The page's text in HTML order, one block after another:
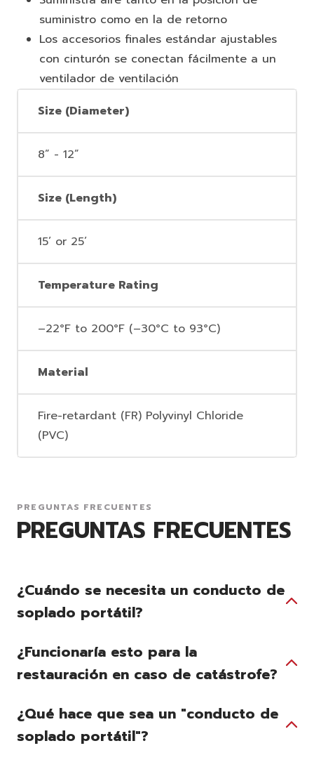
suministro como en la de retorno
Los accesorios finales estándar ajustables
con cinturón se conectan fácilmente a un
ventilador de ventilación
Size (Diameter)
8” - 12”
Size (Length)
15’ or 25’
Temperature Rating
–22°F to 200°F (–30°C to 93°C)
Material
Fire-retardant (FR) Polyvinyl Chloride
(PVC)
PREGUNTAS FRECUENTES
PREGUNTAS FRECUENTES
¿Cuándo se necesita un conducto de
soplado portátil?
¿Funcionaría esto para la
restauración en caso de catástrofe?
¿Qué hace que sea un "conducto de
soplado portátil"?